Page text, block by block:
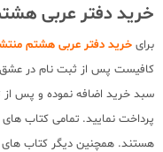
خرید دفتر عربی
برای خرید دفتر عربی هشتم
کافیست پس از ثبت نام در عشق
سبد خرید اضافه نموده و پس از
پرداخت نمایید. تمامی کتاب
هستند. همچنین دیگر کتاب های